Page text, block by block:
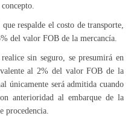
respalde el costo de transporte,
del valor FOB de la mercancía.
sin seguro, se presumirá en
al 2% del valor FOB de la
únicamente será admitida cuando
anterioridad al embarque de la
procedencia.